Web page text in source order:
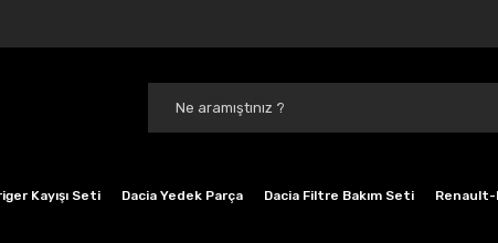
Kayışı Seti Dacia Yedek Parça Dacia Filtre Bakım Seti Renault-